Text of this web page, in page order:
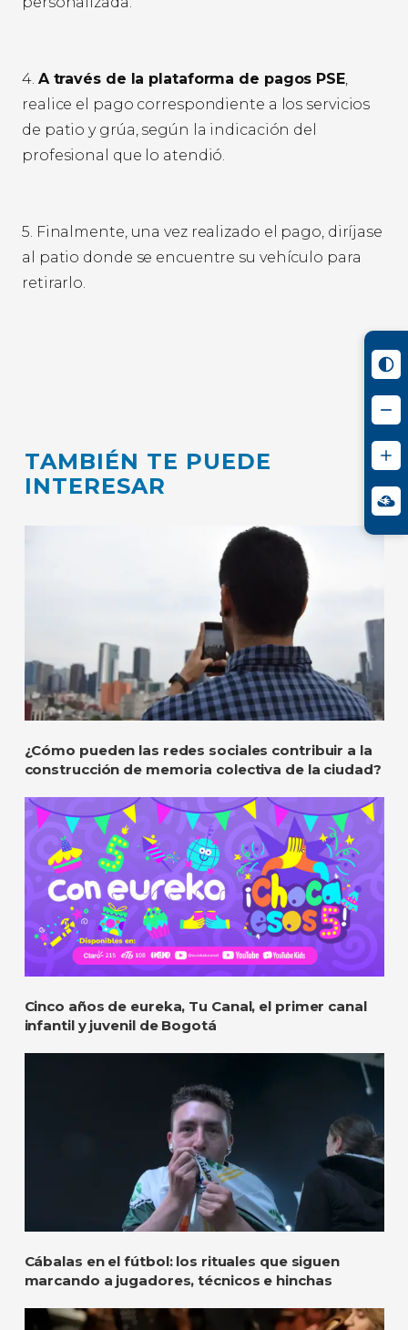
4. A través de la plataforma de pagos PSE,
realice el pago correspondiente a los servicios
de patio y grúa, según la indicación del
profesional que lo atendió.
5. Finalmente, una vez realizado el pago, diríjase
al patio donde se encuentre su vehículo para
retirarlo.
TAMBIÉN TE PUEDE
INTERESAR
¿Cómo pueden las redes sociales contribuir a la
construcción de memoria colectiva de la ciudad?
Cinco años de eureka, Tu Canal, el primer canal
infantil y juvenil de Bogotá
Cábalas en el fútbol: los rituales que siguen
marcando a jugadores, técnicos e hinchas